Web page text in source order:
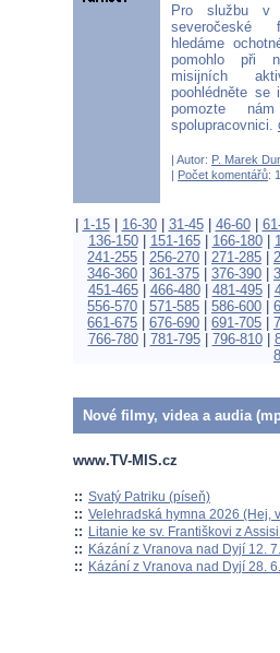
Pro službu v
severočeské
hledáme
pomohlo při
misijních
poohlédněte
pomozte
spolupracovnici.
| Autor: P. Marek
| Počet komentářů:
1-15| 16-30| 31-45| 46-60|
136-150| 151-165| 166-180|
241-255
256-270 271-285
346-360
361-375 376-390
451-465| 466-480| 481-495|
556-570
571-585 586-600
661-675
676-690 691-705
766-780| 781-795| 796-810|
Nové filmy, videa a audia
www.TV-MIS.cz
:: Svatý Patriku (píseň)
:: Velehradská hymna 2026 (Hej,
:: Litanie ke sv. Františkovi z
:: Kázání z Vranova nad Dyjí 12.
:: Kázání z Vranova nad Dyjí 28.